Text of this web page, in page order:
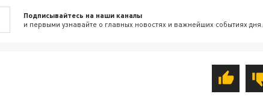
Подписывайтесь на наши каналы
и первыми узнавайте о главных новостях и важнейших событиях дня.